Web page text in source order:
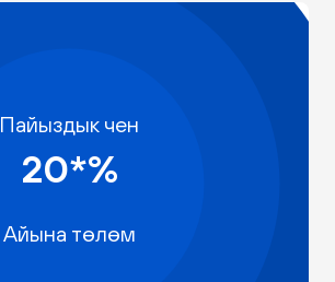
Пайыздык чен
20*%
Айына төлөм